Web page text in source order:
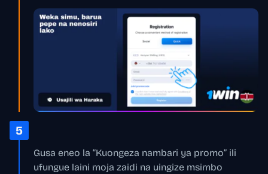
5
Gusa eneo la “Kuongeza nambari ya promo” ili
ufungue laini moja zaidi na uingize msimbo